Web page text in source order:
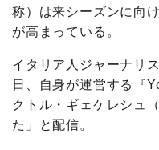
称）は来シーズンに向
が高まっている。
イタリア人ジャーナリ
日、自身が運営する『
クトル・ギェケレシュ
た」と配信。